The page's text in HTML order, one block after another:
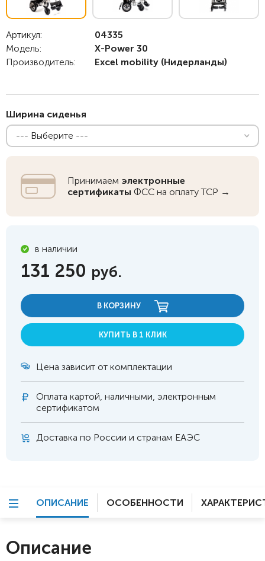
Артикул:
04335
Модель:
X-Power 30
Производитель:
Excel mobility (Нидерланды)
Ширина сиденья
--- Выберите ---
Принимаем электронные
сертификаты ФСС на оплату ТСР →
в наличии
131 250 руб.
В КОРЗИНУ
КУПИТЬ В 1 КЛИК
Цена зависит от комплектации
Оплата картой, наличными, электронным
сертификатом
Доставка по России и странам ЕАЭС
ОПИСАНИЕ ОСОБЕННОСТИ
Описание